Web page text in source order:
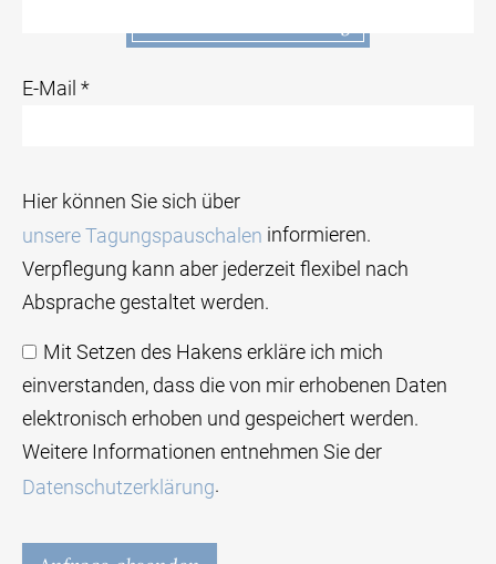
E-Mail *
Hier können Sie sich über
unsere Tagungspauschalen informieren.
Verpflegung kann aber jederzeit flexibel nach
Absprache gestaltet werden.
Mit Setzen des Hakens erkläre ich mich
einverstanden, dass die von mir erhobenen Daten
elektronisch erhoben und gespeichert werden.
Weitere Informationen entnehmen Sie der
Datenschutzerklärung.